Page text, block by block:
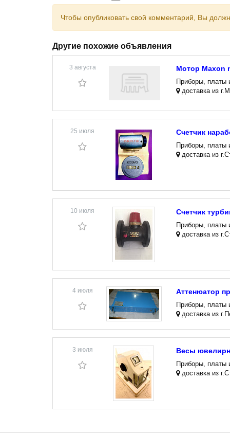
Чтобы опубликовать свой комментарий, Вы
Другие похожие объявления
3 августа Мотор Maxon
Приборы, платы
доставка из
25 июля Счетчик
Приборы, платы
доставка из
10 июля Счетчик
Приборы, платы
доставка из
4 июля Аттенюатор
Приборы, платы
доставка из
3 июля Весы
Приборы, платы
доставка из